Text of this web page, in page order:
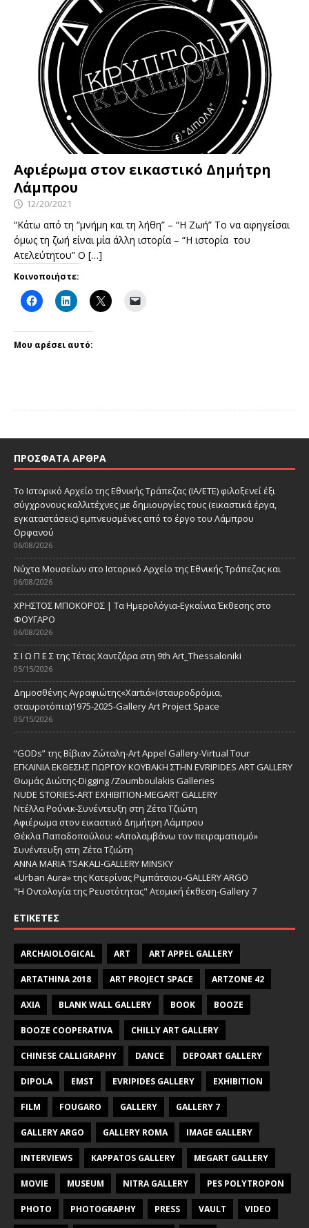
Αφιέρωμα στον εικαστικό Δημήτρη
Λάμπρου
12/20/2021
“Κάτω από τη “μνήμη και τη λήθη” – “Η Ζωή” Το να αφηγείσαι
όμως τη ζωή είναι μία άλλη ιστορία – “Η ιστορία του
Ατελεύτητου” Ο […]
Κοινοποιήστε:
Μου αρέσει αυτό:
ΠΡΌΣΦΑΤΑ ΆΡΘΡΑ
Το Ιστορικό Αρχείο της Εθνικής Τράπεζας (ΙΑ/ΕΤΕ) φιλοξενεί έξι
σύγχρονους καλλιτέχνες με δημιουργίες τους (εικαστικά έργα,
εγκαταστάσεις) εμπνευσμένες από το έργο του Λάμπρου
Ορφανού
06/08/2026
Νύχτα Μουσείων στο Ιστορικό Αρχείο της Εθνικής Τράπεζας και
06/08/2026
ΧΡΗΣΤΟΣ ΜΠΟΚΟΡΟΣ | Τα Ημερολόγια-Εγκαίνια Έκθεσης στο
ΦΟΥΓΑΡΟ
06/08/2026
Σ Ι Ω Π Ε Σ της Τέτας Χαντζάρα στη 9th Art_Thessaloniki
05/15/2026
Δημοσθένης Αγραφιώτης«Xαrtιά»(σταυροδρόμια,
σταυροτόπια)1975-2025-Gallery Art Project Space
05/15/2026
“GODs” της Βίβιαν Ζώταλη-Art Appel Gallery-Virtual Tour
ΕΓΚΑΙΝΙΑ ΕΚΘΕΣΗΣ ΓΙΩΡΓΟΥ ΚΟΥΒΑΚΗ ΣΤΗΝ EVRIPIDES ART GALLERY
Θωμάς Διώτης-Digging /Zoumboulakis Galleries
NUDE STORIES-ΑRT EXHIBITION-MEGART GALLERY
Ντέλλα Ρούνικ-Συνέντευξη στη Ζέτα Τζιώτη
Αφιέρωμα στον εικαστικό Δημήτρη Λάμπρου
Θέκλα Παπαδοπούλου: «Απολαμβάνω τον πειραματισμό»
Συνέντευξη στη Ζέτα Τζιώτη
ANNA MARIA TSAKALI-GALLERY MINSKY
«Urban Aura» της Κατερίνας Ριμπάτσιου-GALLERY ARGO
"Η Οντολογία της Ρευστότητας" Ατομική έκθεση-Gallery 7
ΕΤΙΚΈΤΕΣ
ARCHAIOLOGICAL ART ART APPEL GALLERY
ARTATHINA 2018 ART PROJECT SPACE ARTZONE 42
AXIA BLANK WALL GALLERY BOOK BOOZE
BOOZE COOPERATIVA CHILLY ART GALLERY
CHINESE CALLIGRAPHY DANCE DEPOART GALLERY
DIPOLA EMST EVRIPIDES GALLERY EXHIBITION
FILM FOUGARO GALLERY GALLERY 7
GALLERY ARGO GALLERY ROMA IMAGE GALLERY
INTERVIEWS KAPPATOS GALLERY MEGART GALLERY
MOVIE MUSEUM NITRA GALLERY PES POLYTROPON
PHOTO PHOTOGRAPHY PRESS VAULT VIDEO